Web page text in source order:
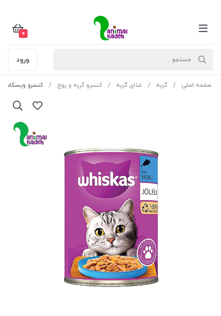
0
ورود
صفحه اصلی گربه غذای گربه کنسرو گربه و پوچ کنسرو ویسکاس گربه